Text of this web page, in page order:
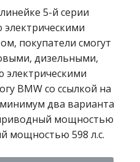
5-й серии
покупатели смогут
дизельными,
BMW со ссылкой на
два варианта
мощностью
мощностью 598 л.с.